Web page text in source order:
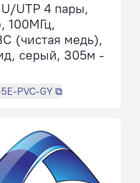
UTP 4 пары,
100МГц,
(чистая медь),
серый, 305м -
PVC-GY⧉